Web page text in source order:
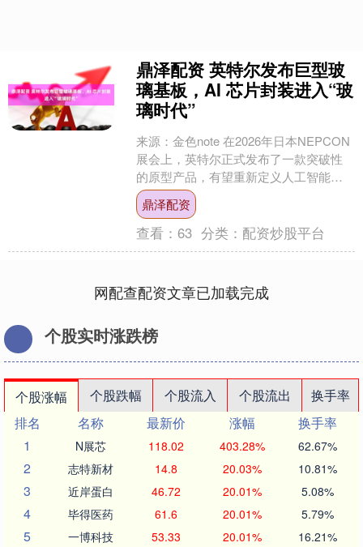
鼎泽配资 英特尔发布巨型玻
璃基板，AI 芯片封装进入“玻
璃时代”
来源：金色note 在2026年日本NEPCON
展会上，英特尔正式发布了一款突破性
的原型产品，有望重新定义人工智能硬
件的未来：一块尺寸为78mm x 77mm
的....
鼎泽配资
查看：63 分类： 配资炒股平台
网配查配资文章已加载完成
个股实时涨跌榜
个股涨幅 个股跌幅 个股流入 个股流出
换手率
排名
名称 最新价 涨幅
换手率
1
N展芯 118.02 403.28% 62.67%
2 志特新材 14.8 20.03% 10.81%
3 近岸蛋白 46.72 20.01% 5.08%
4 毕得医药 61.6 20.01% 5.79%
5 一博科技 53.33 20.01% 16.21%